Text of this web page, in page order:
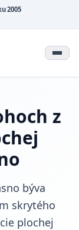
2005
z
býva
skrytého
plochej